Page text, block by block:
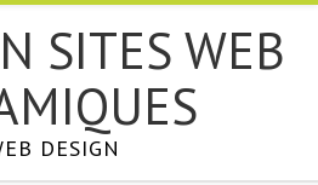
SITES WEB
DESIGN